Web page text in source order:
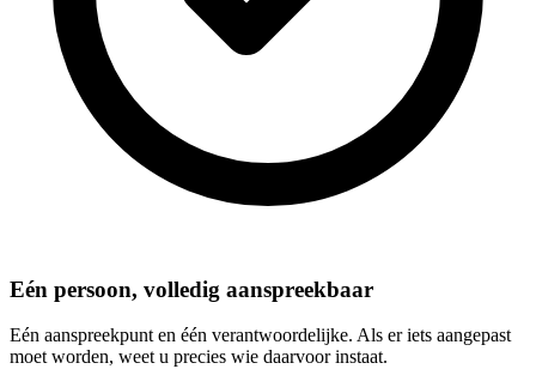
Eén persoon, volledig aanspreekbaar
Eén aanspreekpunt en één verantwoordelijke. Als er iets aangepast
moet worden, weet u precies wie daarvoor instaat.